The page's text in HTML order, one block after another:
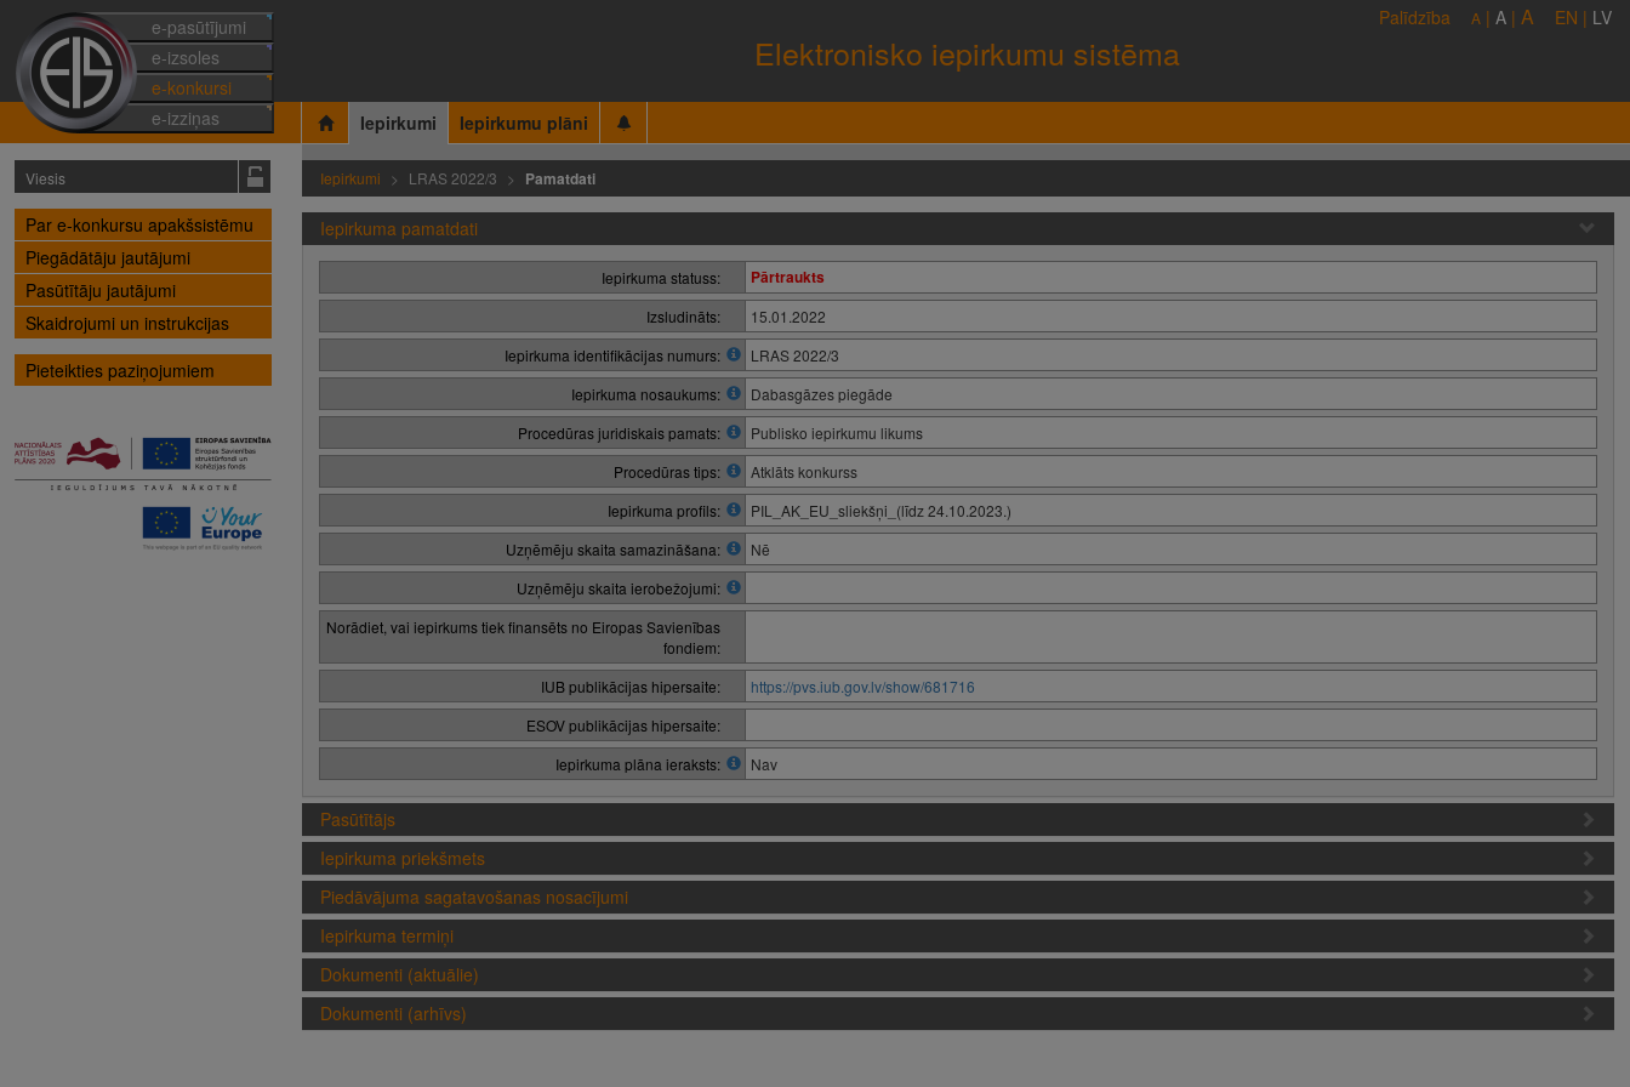
e-pasūtījumi
e-izsoles
e-konkursi
e-izziņas
Elektronisko iepirkumu sistēma
Palīdzība A | A | A EN | LV
Iepirkumi Iepirkumu plāni
Viesis
Par e-konkursu apakšsistēmu
Piegādātāju jautājumi
Pasūtītāju jautājumi
Skaidrojumi un instrukcijas
Pieteikties paziņojumiem
Iepirkumi LRAS 2022/3 Pamatdati
Iepirkuma pamatdati
Iepirkuma statuss: Pārtraukts
Izsludināts:
15.01.2022
Iepirkuma identifikācijas numurs:
LRAS 2022/3
Iepirkuma nosaukums:
Dabasgāzes piegāde
Procedūras juridiskais pamats:
Publisko iepirkumu likums
Procedūras tips:
Atklāts konkurss
Iepirkuma profils:
PIL_AK_EU_sliekšņi_(līdz 24.10.2023.)
Uzņēmēju skaita samazināšana:
Nē
Uzņēmēju skaita ierobežojumi:
Norādiet, vai iepirkums tiek finansēts no Eiropas Savienības
fondiem:
IUB publikācijas hipersaite:
https://pvs.iub.gov.lv/show/681716
ESOV publikācijas hipersaite:
Iepirkuma plāna ieraksts:
Nav
Pasūtītājs
Iepirkuma priekšmets
Piedāvājuma sagatavošanas nosacījumi
Iepirkuma termiņi
Dokumenti (aktuālie)
Dokumenti (arhīvs)